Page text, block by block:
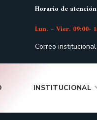
Horario de
Lun. – Vier. 09:00-
Correo institucional
INSTITUCIONAL